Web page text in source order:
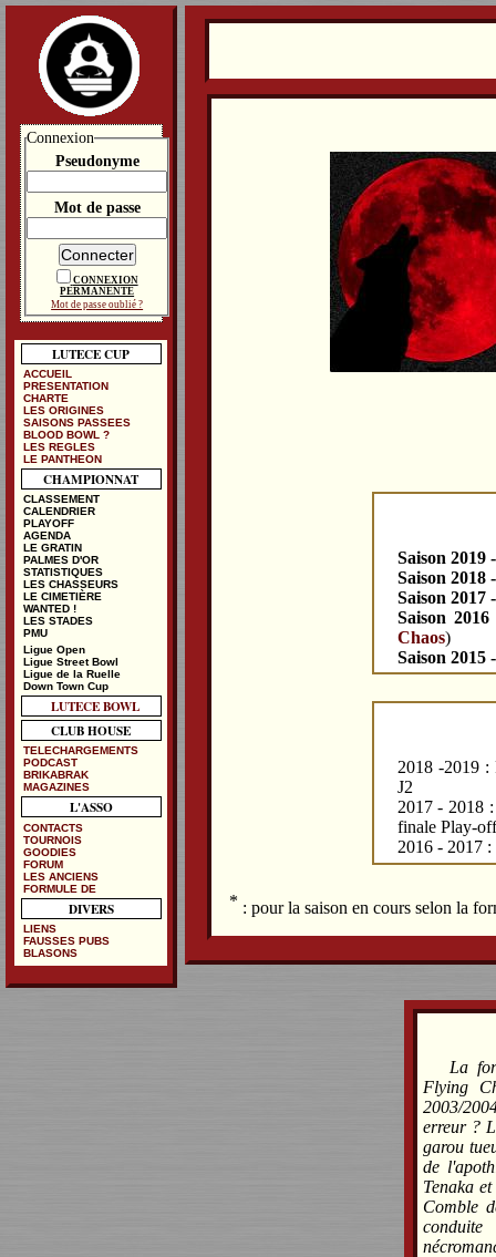
Saison 2019
Saison 2018
Saison 2017
Saison
Chaos)
Saison 2015
2018 -2019 :
J2
2017 - 2018
finale Play-
2016 - 2017
* : pour la saison en cours selon la
La
Flying
2003/
erreur ?
garou
de
Tenaka
Comble
Connexion
Pseudonyme
Mot de passe
CONNEXION
PERMANENTE
Mot de passe oublié ?
LUTECE CUP
ACCUEIL
PRESENTATION
CHARTE
LES ORIGINES
SAISONS PASSEES
BLOOD BOWL ?
LES REGLES
LE PANTHEON
CHAMPIONNAT
CLASSEMENT
CALENDRIER
PLAYOFF
AGENDA
LE GRATIN
PALMES D'OR
STATISTIQUES
LES CHASSEURS
LE CIMETIÈRE
WANTED !
LES STADES
PMU
Ligue Open
Ligue Street Bowl
Ligue de la Ruelle
Down Town Cup
LUTECE BOWL
CLUB HOUSE
TELECHARGEMENTS
PODCAST
BRIKABRAK
MAGAZINES
L'ASSO
CONTACTS
TOURNOIS
GOODIES
FORUM
LES ANCIENS
FORMULE DE
DIVERS
LIENS
FAUSSES PUBS
BLASONS